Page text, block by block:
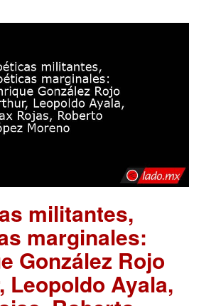
militantes,
marginales:
González Rojo
Leopoldo Ayala,